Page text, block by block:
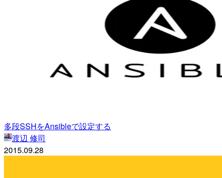
多段SSHをAnsibleで設定する
渡辺 修司
2015.09.28